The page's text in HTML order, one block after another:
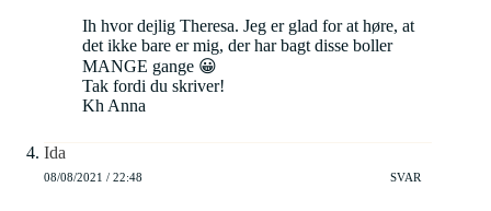
Ih hvor dejlig Theresa. Jeg er glad for at høre, at
det ikke bare er mig, der har bagt disse boller
MANGE gange 😀
Tak fordi du skriver!
Kh Anna
Ida
08/08/2021 / 22:48 SVAR